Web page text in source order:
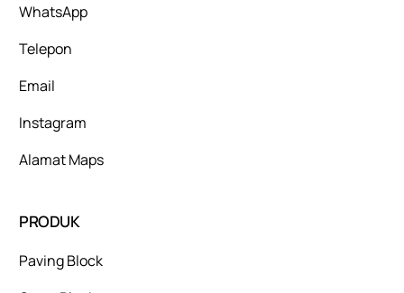
WhatsApp
Telepon
Email
Instagram
Alamat Maps
PRODUK
Paving Block